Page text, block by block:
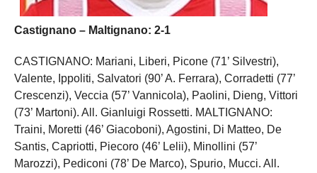
Castignano – Maltignano: 2-1
CASTIGNANO: Mariani, Liberi, Picone (71’ Silvestri),
Valente, Ippoliti, Salvatori (90’ A. Ferrara), Corradetti (77’
Crescenzi), Veccia (57’ Vannicola), Paolini, Dieng, Vittori
(73’ Martoni). All. Gianluigi Rossetti. MALTIGNANO:
Traini, Moretti (46’ Giacoboni), Agostini, Di Matteo, De
Santis, Capriotti, Piecoro (46’ Lelii), Minollini (57’
Marozzi), Pediconi (78’ De Marco), Spurio, Mucci. All.